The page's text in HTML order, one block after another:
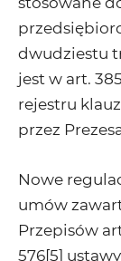
dwudziestu
jest w art.
rejestru
przez
Nowe
umów
Przepisów
576[5]